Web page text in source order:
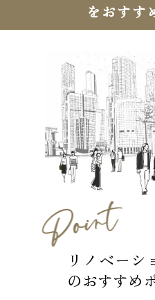
をおすす
リノベーシ
のおすすめ